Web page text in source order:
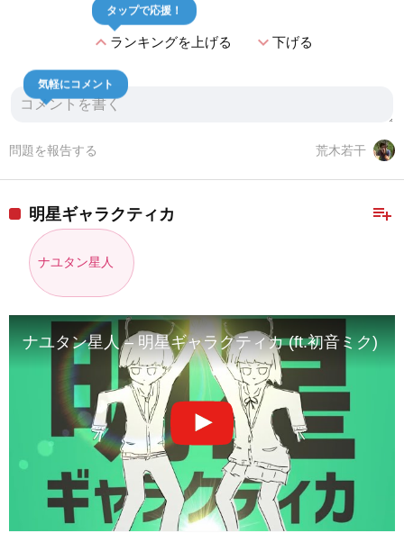
expand_lessランキングを上げる
タップで応援！
expand_more下げる
気軽にコメント
荒木若干
問題を報告する
playlist_add
明星ギャラクティカ
ナユタン星人
ナユタン星人 – 明星ギャラクティカ (ft.初音ミク)